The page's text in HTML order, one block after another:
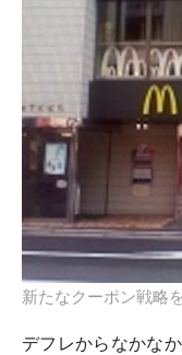
新たなクーポン戦略
デフレからなかな